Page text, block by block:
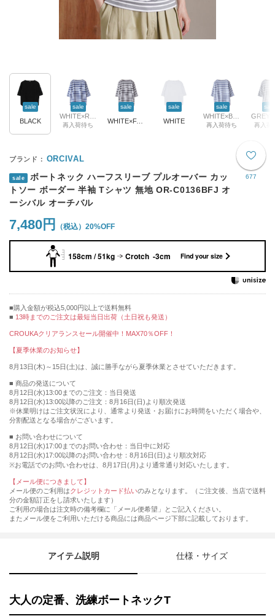
sale
BLACK
sale
再入荷待ち
sale
WHITE×F.GREY
sale
WHITE
sale
再入荷待ち
sale
再入荷
677
ORCIVAL
sale
ボートネック ハーフスリーブ プルオーバー カッ
トソー ボーダー 半袖 Tシャツ 無地 OR-C0136BFJ オ
ーシバル オーチバル
7,480円 20%OFF
158cm / 51kg Crotch -3cm Find your size
購入金額が税込5,000円以上で送料無料
13時までのご注文は最短当日出荷（土日祝も発送）
CROUKAクリアランスセール開催中！MAX70％OFF！
【夏季休業のお知らせ】
8月13日(木)～15日(土)は、誠に勝手ながら夏季休業とさせていただきます。
■ 商品の発送について
8月12日(水)13:00までのご注文：当日発送
8月12日(水)13:00以降のご注文：8月16日(日)より順次発送
※休業明けはご注文状況により、通常より発送・お届けにお時間をいただく場合や、
分割配送となる場合がございます。
■ お問い合わせについて
8月12日(水)17:00までのお問い合わせ：当日中に対応
8月12日(水)17:00以降のお問い合わせ：8月16日(日)より順次対応
※お電話でのお問い合わせは、8月17日(月)より通常通り対応いたします。
【メール便につきまして】
メール便のご利用はクレジットカード払いのみとなります。（ご注文後、当店で送料
分の金額訂正をし請求いたします）
ご利用の場合は注文時の備考欄に「メール便希望」とご記入ください。
またメール便をご利用いただける商品には商品ページ下部に記載しております。
アイテム説明 仕様・サイズ
大人の定番、洗練ボートネックT